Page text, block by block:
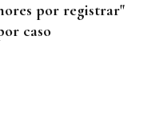
por registrar"
caso